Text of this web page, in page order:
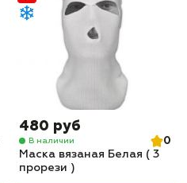
480 руб
В наличии
0
Маска вязаная Белая ( 3
прорези )